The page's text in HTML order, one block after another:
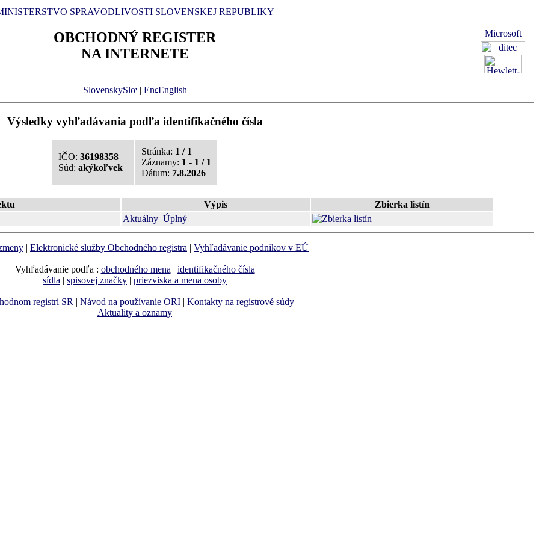
SPRAVODLIVOSTI SLOVENSKEJ REPUBLIKY
OBCHODNÝ REGISTER
NA INTERNETE
Slovensky | English
Výsledky vyhľadávania podľa identifikačného čísla
IČO: 36198358
Súd: akýkoľvek
Stránka: 1 / 1
Záznamy: 1 - 1 / 1
Dátum: 7.8.2026
Výpis
Zbierka listín
Aktuálny Úplný
| Elektronické služby Obchodného registra | Vyhľadávanie podnikov v EÚ
Vyhľadávanie podľa : obchodného mena| identifikačného čísla
sídla | spisovej značky | priezviska a mena osoby
registri SR| Návod na používanie ORI| Kontakty na registrové súdy
Aktuality a oznamy